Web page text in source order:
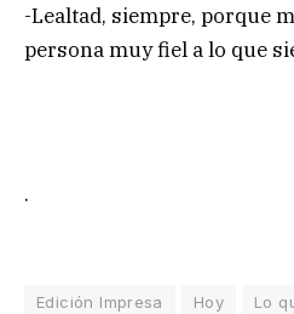
-Lealtad, siempre, porque
persona muy fiel a lo que
.
Edición Impresa Hoy Lo